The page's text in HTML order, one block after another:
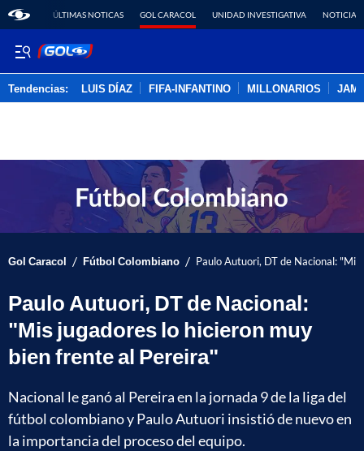
ÚLTIMAS NOTICAS GOL CARACOL UNIDAD INVESTIGATIVA NOTICIAS
Tendencias: LUIS DÍAZ FIFA-INFANTINO MILLONARIOS
Gol Caracol / Fútbol Colombiano / Paulo Autuori, DT de Nacional:
Paulo Autuori, DT de Nacional:
"Mis jugadores lo hicieron muy
bien frente al Pereira"
Nacional le ganó al Pereira en la jornada 9 de la liga del
fútbol colombiano y Paulo Autuori insistió de nuevo en
la importancia del proceso del equipo.